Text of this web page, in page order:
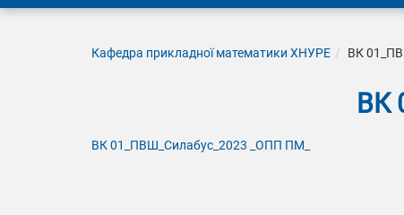
Кафедра прикладної математики ХНУРЕ ВК
ВК
ВК 01_ПВШ_Силабус_2023 _ОПП ПМ_